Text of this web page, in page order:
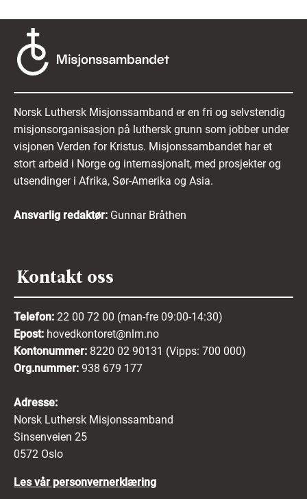
Norsk Luthersk Misjonssamband er en fri og selvstendig
misjonsorganisasjon på luthersk grunn som jobber under
visjonen Verden for Kristus. Misjonssambandet har et
stort arbeid i Norge og internasjonalt, med prosjekter og
utsendinger i Afrika, Sør-Amerika og Asia.
Ansvarlig redaktør: Gunnar Bråthen
Kontakt oss
Telefon: 22 00 72 00 (man-fre 09:00-14:30)
Epost: hovedkontoret@nlm.no
Kontonummer: 8220 02 90131 (Vipps: 700 000)
Org.nummer: 938 679 177
Adresse:
Norsk Luthersk Misjonssamband
Sinsenveien 25
0572 Oslo
Les vår personvernerklæring